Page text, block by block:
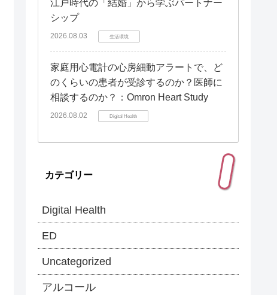
江戸時代の「結婚」から学ぶパートナー
シップ
2026.08.03 生活環境
家庭用心電計の心房細動アラートで、ど
のくらいの患者が受診するのか？医師に
相談するのか？：Omron Heart Study
2026.08.02 Digital Health
カテゴリー
Digital Health
ED
Uncategorized
アルコール